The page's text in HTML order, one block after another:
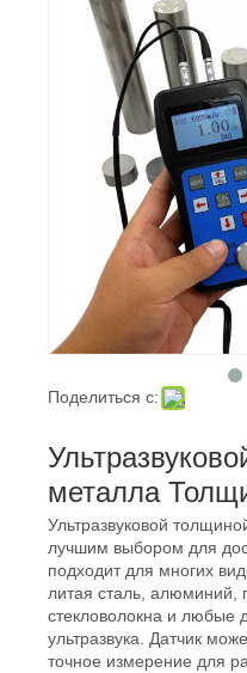
Поделиться с:
металла
Ультразвуковой
лучшим выбором для
подходит для многих
литая сталь, алюминий,
стекловолокна и любые
ультразвука. Датчик
точное измерение для